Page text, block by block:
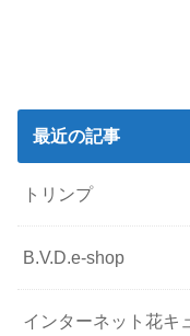
最近の記事
トリンプ
B.V.D.e-shop
インターネット花キ